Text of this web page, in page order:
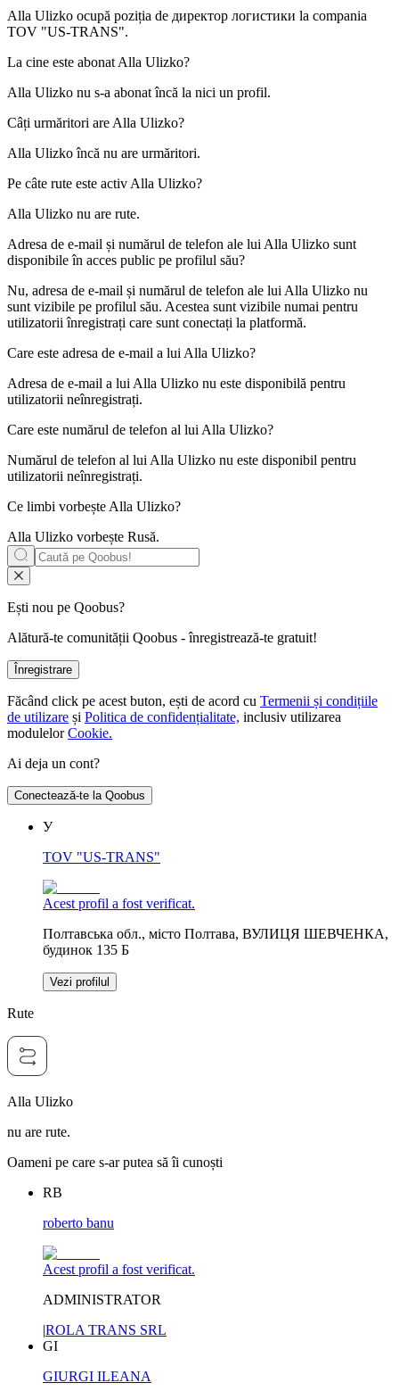
Alla Ulizko ocupă poziția de директор логистики la compania
TOV "US-TRANS".
La cine este abonat Alla Ulizko?
Alla Ulizko nu s-a abonat încă la nici un profil.
Câți urmăritori are Alla Ulizko?
Alla Ulizko încă nu are urmăritori.
Pe câte rute este activ Alla Ulizko?
Alla Ulizko nu are rute.
Adresa de e-mail și numărul de telefon ale lui Alla Ulizko sunt
disponibile în acces public pe profilul său?
Nu, adresa de e-mail și numărul de telefon ale lui Alla Ulizko nu
sunt vizibile pe profilul său. Acestea sunt vizibile numai pentru
utilizatorii înregistrați care sunt conectați la platformă.
Care este adresa de e-mail a lui Alla Ulizko?
Adresa de e-mail a lui Alla Ulizko nu este disponibilă pentru
utilizatorii neînregistrați.
Care este numărul de telefon al lui Alla Ulizko?
Numărul de telefon al lui Alla Ulizko nu este disponibil pentru
utilizatorii neînregistrați.
Ce limbi vorbește Alla Ulizko?
Alla Ulizko vorbește Rusă.
Ești nou pe Qoobus?
Alătură-te comunității Qoobus - înregistrează-te gratuit!
Înregistrare
Făcând click pe acest buton, ești de acord cu Termenii și condițiile
de utilizare și Politica de confidențialitate, inclusiv utilizarea
modulelor Cookie.
Ai deja un cont?
Conectează-te la Qoobus
У
TOV "US-TRANS"
Acest profil a fost verificat.
Полтавська обл., місто Полтава, ВУЛИЦЯ ШЕВЧЕНКА,
будинок 135 Б
Vezi profilul
Rute
Alla Ulizko
nu are rute.
Oameni pe care s-ar putea să îi cunoști
RB
roberto banu
Acest profil a fost verificat.
ADMINISTRATOR
|ROLA TRANS SRL
GI
GIURGI ILEANA